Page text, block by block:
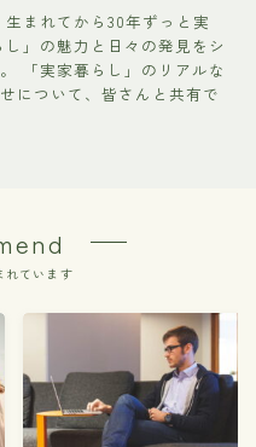
まれてから30年ずっと実
」の魅力と日々の発見をシ
「実家暮らし」のリアルな
について、皆さんと共有で
れています